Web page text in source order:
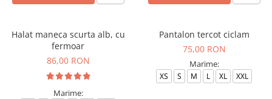
Halat maneca scurta alb, cu
fermoar
86,00 RON
Marime:
Pantalon tercot ciclam
75,00 RON
Marime:
XS S M L XL XXL